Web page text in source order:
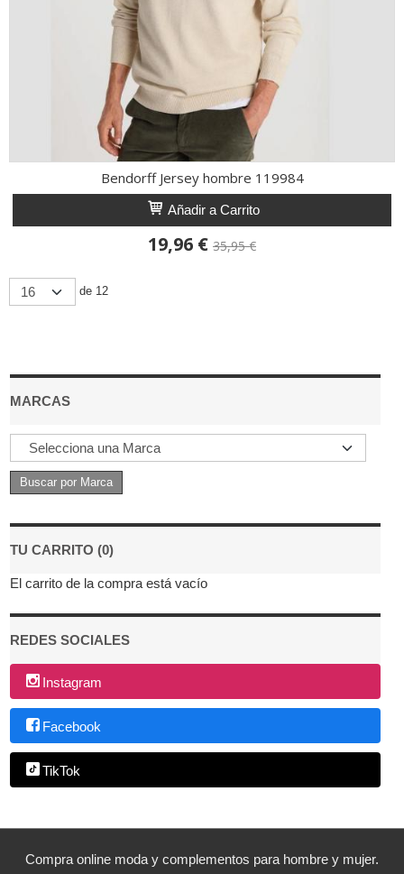
MARCAS
TU CARRITO (0)
El carrito de la compra está vacío
REDES SOCIALES
Instagram
Facebook
TikTok
Bendorff Jersey hombre 119984
Añadir a Carrito
19,96 € 35,95 €
de 12
Compra online moda y complementos para hombre y mujer.